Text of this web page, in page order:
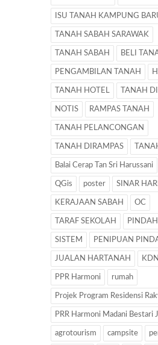
ISU TANAH KAMPUNG
TANAH SABAH SARAWAK
TANAH SABAH BELI
PENGAMBILAN TANAH
TANAH HOTEL TANAH
NOTIS RAMPAS TANAH
TANAH PELANCONGAN
TANAH DIRAMPAS
Balai Cerap Tan Sri Harussani
QGis poster SINAR
KERAJAAN SABAH OC
TARAF SEKOLAH
SISTEM PENIPUAN
JUALAN HARTANAH KDN
PPR Harmoni rumah
Projek Program Residensi
PRR Harmoni Madani Bestari
agrotourism campsite